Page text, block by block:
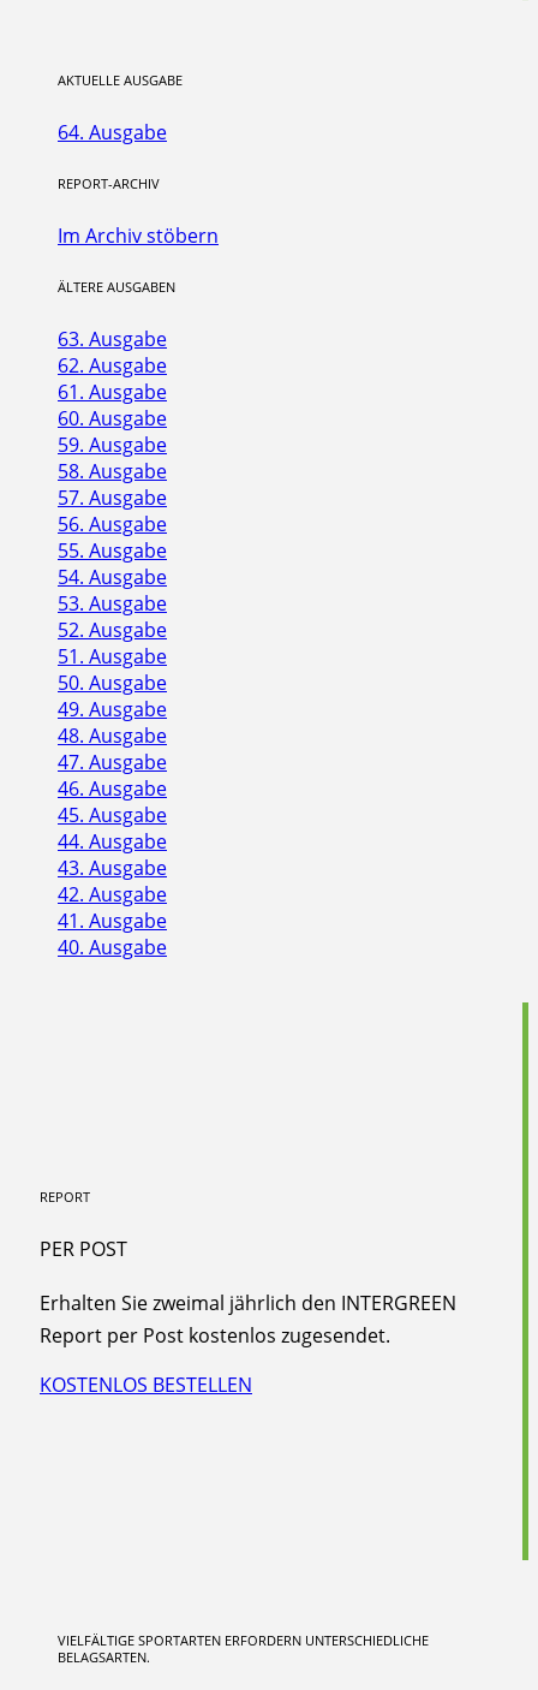
AKTUELLE AUSGABE
64. Ausgabe
REPORT-ARCHIV
Im Archiv stöbern
ÄLTERE AUSGABEN
63. Ausgabe
62. Ausgabe
61. Ausgabe
60. Ausgabe
59. Ausgabe
58. Ausgabe
57. Ausgabe
56. Ausgabe
55. Ausgabe
54. Ausgabe
53. Ausgabe
52. Ausgabe
51. Ausgabe
50. Ausgabe
49. Ausgabe
48. Ausgabe
47. Ausgabe
46. Ausgabe
45. Ausgabe
44. Ausgabe
43. Ausgabe
42. Ausgabe
41. Ausgabe
40. Ausgabe
REPORT
PER POST
Erhalten Sie zweimal jährlich den INTERGREEN
Report per Post kostenlos zugesendet.
KOSTENLOS BESTELLEN
VIELFÄLTIGE SPORTARTEN ERFORDERN UNTERSCHIEDLICHE
BELAGSARTEN.